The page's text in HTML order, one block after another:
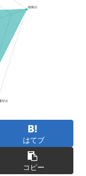
はてブ
コピー